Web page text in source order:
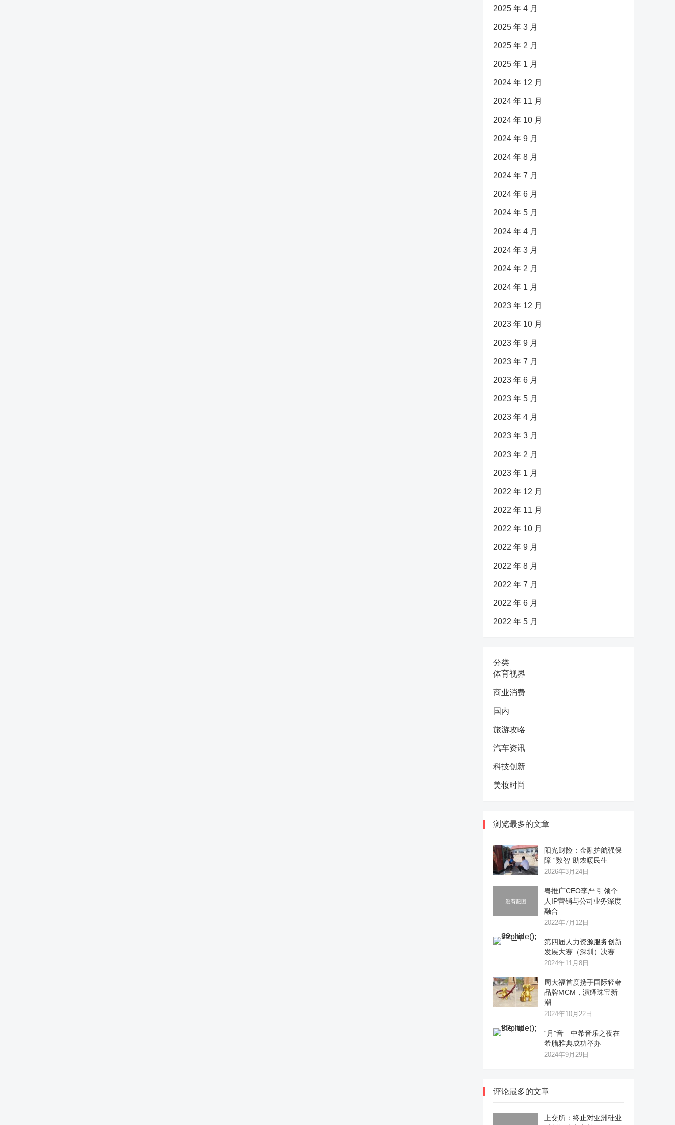
2025 年 4 月
2025 年 3 月
2025 年 2 月
2025 年 1 月
2024 年 12 月
2024 年 11 月
2024 年 10 月
2024 年 9 月
2024 年 8 月
2024 年 7 月
2024 年 6 月
2024 年 5 月
2024 年 4 月
2024 年 3 月
2024 年 2 月
2024 年 1 月
2023 年 12 月
2023 年 10 月
2023 年 9 月
2023 年 7 月
2023 年 6 月
2023 年 5 月
2023 年 4 月
2023 年 3 月
2023 年 2 月
2023 年 1 月
2022 年 12 月
2022 年 11 月
2022 年 10 月
2022 年 9 月
2022 年 8 月
2022 年 7 月
2022 年 6 月
2022 年 5 月
分类
体育视界
商业消费
国内
旅游攻略
汽车资讯
科技创新
美妆时尚
浏览最多的文章
阳光财险：金融护航强保
障 “数智”助农暖民生
2026年3月24日
粤推广CEO李严 引领个
人IP营销与公司业务深度
融合
2022年7月12日
第四届人力资源服务创新
发展大赛（深圳）决赛
2024年11月8日
周大福首度携手国际轻奢
品牌MCM，演绎珠宝新
潮
2024年10月22日
“月”音—中希音乐之夜在
希腊雅典成功举办
2024年9月29日
评论最多的文章
上交所：终止对亚洲硅业